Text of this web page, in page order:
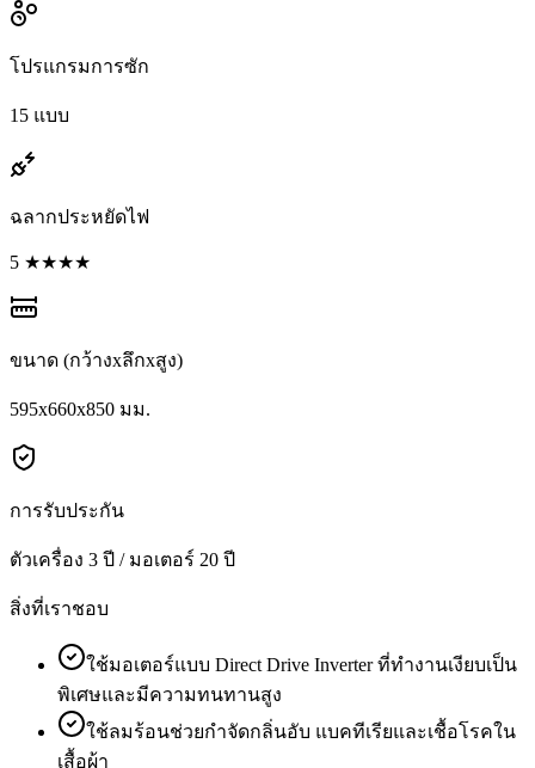
โปรแกรมการซัก
15 แบบ
ฉลากประหยัดไฟ
5 ★★★★
ขนาด (กว้างxลึกxสูง)
595x660x850 มม.
การรับประกัน
ตัวเครื่อง 3 ปี / มอเตอร์ 20 ปี
สิ่งที่เราชอบ
ใช้มอเตอร์แบบ Direct Drive Inverter ที่ทำงานเงียบเป็น
พิเศษและมีความทนทานสูง
ใช้ลมร้อนช่วยกำจัดกลิ่นอับ แบคทีเรียและเชื้อโรคใน
เสื้อผ้า